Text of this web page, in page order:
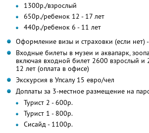
1300р./взрослый
650р./ребенок 12 - 17 лет
440р./ребенок 6 - 11 лет
Оформление визы и страховки (если нет)
Входные билеты в музеи и аквапарк,
включая входной билет 2600 взрослый и
12 лет (оплата в офисе)
Экскурсия в Упсалу 15 евро/чел
Доплаты за 3-местное размещение на
Турист 2 - 600р.
Турист 1 - 800р.
Сисайд - 1100р.